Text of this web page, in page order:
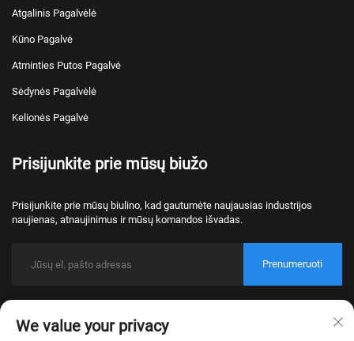
Atgalinis Pagalvėlė
Kūno Pagalvė
Atminties Putos Pagalvė
Sėdynės Pagalvėlė
Kelionės Pagalvė
Prisijunkite prie mūsų biužo
Prisijunkite prie mūsų biulino, kad gautumėte naujausias industrijos
naujienas, atnaujinimus ir mūsų komandos išvadas.
Prenumeruoti
pravažymės rezervirowanės.
Privatumo politika
We value your privacy